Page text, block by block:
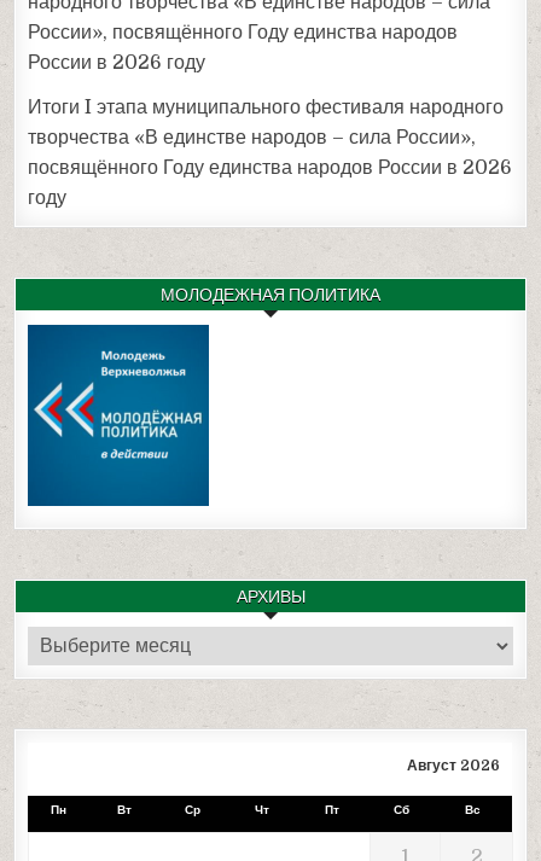
России», посвящённого Году единства народов
России в 2026 году
Итоги I этапа муниципального фестиваля народного
творчества «В единстве народов – сила России»,
посвящённого Году единства народов России в 2026
году
МОЛОДЕЖНАЯ ПОЛИТИКА
АРХИВЫ
Архивы
Август 2026
Пн Вт Ср Чт Пт Сб Вс